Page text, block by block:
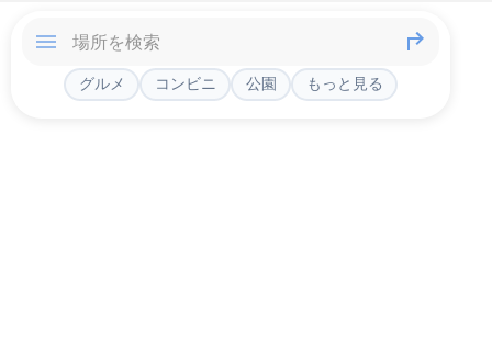
グルメ コンビニ 公園 もっと見る